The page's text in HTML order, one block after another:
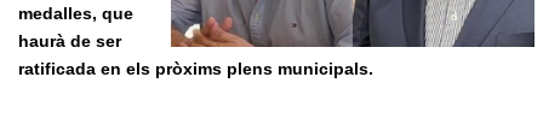
medalles, que
haurà de ser
ratificada en els pròxims plens municipals.